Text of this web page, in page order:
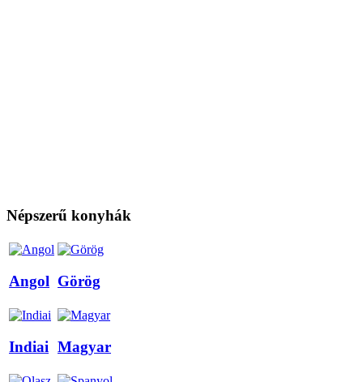
Népszerű konyhák
Angol Görög
Indiai Magyar